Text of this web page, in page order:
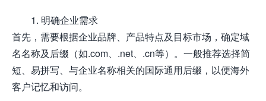
1. 明确企业需求
首先，需要根据企业品牌、产品特点及目标市场，确定域
名名称及后缀（如.com、.net、.cn等）。一般推荐选择简
短、易拼写、与企业名称相关的国际通用后缀，以便海外
客户记忆和访问。